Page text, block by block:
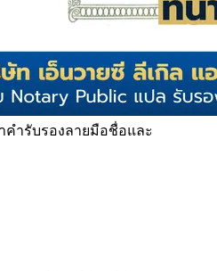
คำรับรองลายมือชื่อและ